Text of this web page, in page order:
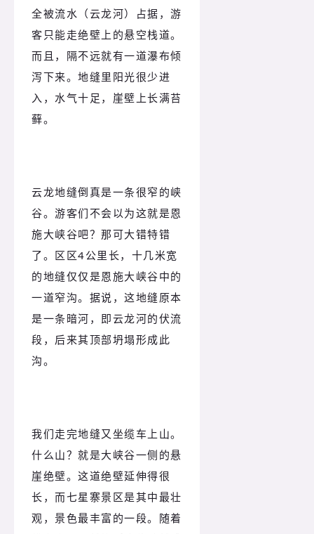
全被流水（云龙河）占据，游
客只能走绝壁上的悬空栈道。
而且，隔不远就有一道瀑布倾
泻下来。地缝里阳光很少进
入，水气十足，崖壁上长满苔
藓。
云龙地缝倒真是一条很窄的峡
谷。游客们不会以为这就是恩
施大峡谷吧？那可大错特错
了。区区4公里长，十几米宽
的地缝仅仅是恩施大峡谷中的
一道窄沟。据说，这地缝原本
是一条暗河，即云龙河的伏流
段，后来其顶部坍塌形成此
沟。
我们走完地缝又坐缆车上山。
什么山？就是大峡谷一侧的悬
崖绝壁。这道绝壁延伸得很
长，而七星寨景区是其中最壮
观，景色最丰富的一段。随着